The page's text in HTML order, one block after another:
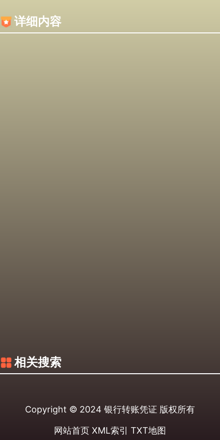
详细内容
相关搜索
Copyright © 2024 银行转账凭证 版权所有
网站首页 XML索引 TXT地图